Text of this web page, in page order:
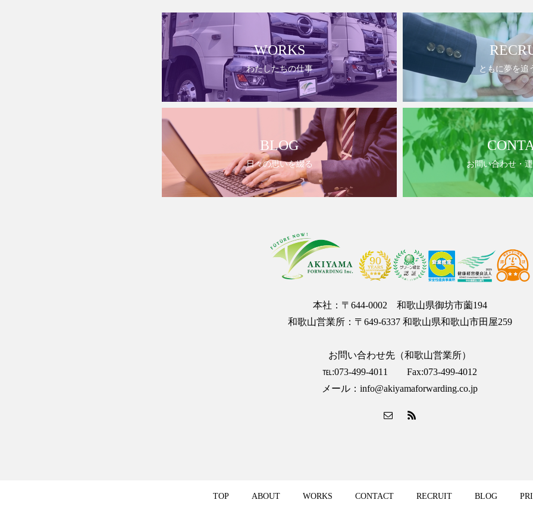
WORKS
わたしたちの仕事 ともに夢を追
BLOG
日々の思いを綴る お問い合わせ・
本社：〒644-0002 和歌山県御坊市薗194
和歌山営業所：〒649-6337 和歌山県和歌山市田屋259
お問い合わせ先（和歌山営業所）
℡:073-499-4011 Fax:073-499-4012
メール：info@akiyamaforwarding.co.jp
TOP ABOUT WORKS CONTACT RECRUIT BLOG